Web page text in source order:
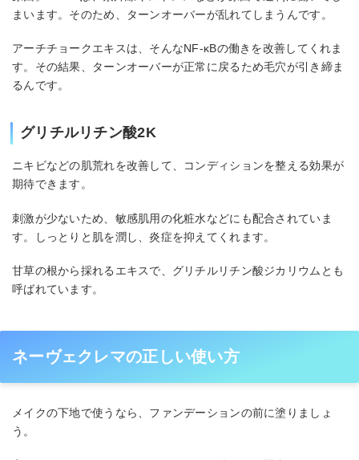
まいます。そのため、ターンオーバーが乱れてしまうんです。
アーチチョークエキスは、そんなNF-κBの働きを改善してくれま
す。その結果、ターンオーバーが正常に戻るため毛穴が引き締ま
るんです。
グリチルリチン酸2K
ニキビなどの肌荒れを改善して、コンディションを整える効果が
期待できます。
刺激が少ないため、敏感肌用の化粧水などにも配合されていま
す。しっとりと肌を潤し、炎症を抑えてくれます。
甘草の根から採れるエキスで、グリチルリチン酸ジカリウムとも
呼ばれています。
ネーヴェクレマの正しい使い方
メイクの下地で使うなら、ファンデーションの前に塗りましょ
う。